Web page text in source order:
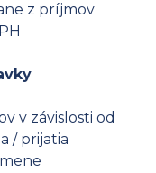
z príjmov
v závislosti od
/ prijatia